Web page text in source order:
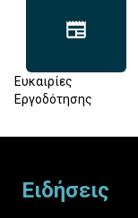
Ευκαιρίες
Εργοδότησης
Ειδήσεις